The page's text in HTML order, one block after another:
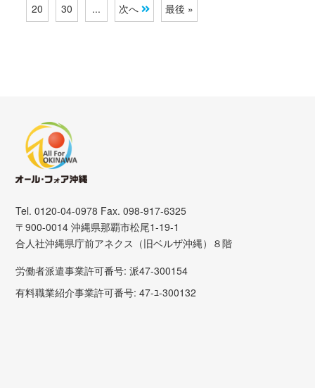
20 30 ... 次へ 最後 »
Tel. 0120-04-0978 Fax. 098-917-6325
〒900-0014 沖縄県那覇市松尾1-19-1
合人社沖縄県庁前アネクス（旧ベルザ沖縄）８階
労働者派遣事業許可番号: 派47-300154
有料職業紹介事業許可番号: 47-ﾕ-300132